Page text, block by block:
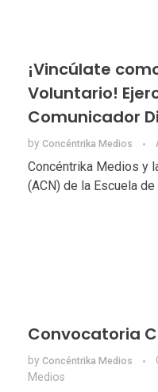
¡Vincúlate
Voluntario!
Comunicador
by Concéntrika Medios
Concéntrika Medios y
(ACN) de la Escuela
Convocatoria
by Concéntrika Medios
Medios